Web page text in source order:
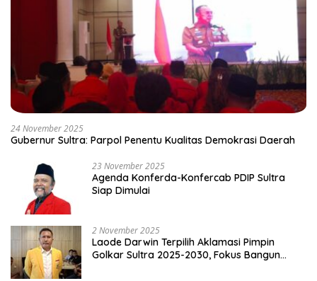
24 November 2025
Gubernur Sultra: Parpol Penentu Kualitas Demokrasi Daerah
23 November 2025
Agenda Konferda-Konfercab PDIP Sultra
Siap Dimulai
2 November 2025
Laode Darwin Terpilih Aklamasi Pimpin
Golkar Sultra 2025-2030, Fokus Bangun